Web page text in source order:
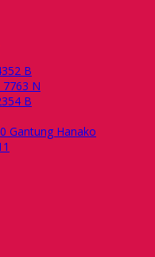
B
N
B
Gantung Hanako